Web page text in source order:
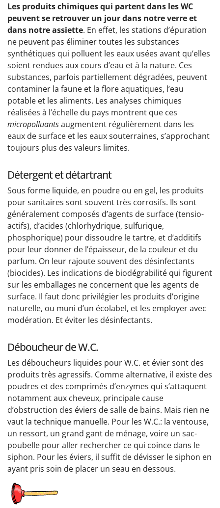
Les produits chimiques qui partent dans les WC
peuvent se retrouver un jour dans notre verre et
dans notre assiette. En effet, les stations d’épuration
ne peuvent pas éliminer toutes les substances
synthétiques qui polluent les eaux usées avant qu’elles
soient rendues aux cours d’eau et à la nature. Ces
substances, parfois partiellement dégradées, peuvent
contaminer la faune et la flore aquatiques, l’eau
potable et les aliments. Les analyses chimiques
réalisées à l’échelle du pays montrent que ces
micropolluantsaugmentent régulièrement dans les
eaux de surface et les eaux souterraines, s’approchant
toujours plus des valeurs limites.
Détergent et détartrant
Sous forme liquide, en poudre ou en gel, les produits
pour sanitaires sont souvent très corrosifs. Ils sont
généralement composés d’agents de surface (tensio-
actifs), d’acides (chlorhydrique, sulfurique,
phosphorique) pour dissoudre le tartre, et d’additifs
pour leur donner de l’épaisseur, de la couleur et du
parfum. On leur rajoute souvent des désinfectants
(biocides). Les indications de biodégrabilité qui figurent
sur les emballages ne concernent que les agents de
surface. Il faut donc privilégier les produits d’origine
naturelle, ou muni d’un écolabel, et les employer avec
modération. Et éviter les désinfectants.
Déboucheur de W.C.
Les déboucheurs liquides pour W.C. et évier sont des
produits très agressifs. Comme alternative, il existe des
poudres et des comprimés d’enzymes qui s’attaquent
notamment aux cheveux, principale cause
d’obstruction des éviers de salle de bains. Mais rien ne
vaut la technique manuelle. Pour les W.C.: la ventouse,
un ressort, un grand gant de ménage, voire un sac-
poubelle pour aller rechercher ce qui coince dans le
siphon. Pour les éviers, il suffit de dévisser le siphon en
ayant pris soin de placer un seau en dessous.